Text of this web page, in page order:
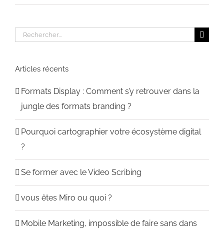
Rechercher:
Articles récents
Formats Display : Comment s’y retrouver dans la
jungle des formats branding ?
Pourquoi cartographier votre écosystème digital
?
Se former avec le Video Scribing
vous êtes Miro ou quoi ?
Mobile Marketing, impossible de faire sans dans